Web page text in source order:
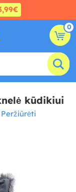
0
kūdikiui
Peržiūrėti